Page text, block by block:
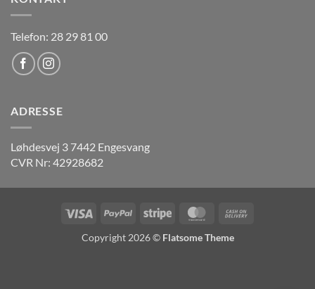
Telefon: 28 29 81 00
ADRESSE
Løhdesvej 3 7442 Engesvang
CVR Nr: 42928682
Visa PayPal Stripe MasterCard
Copyright 2026 © Flatsome Theme